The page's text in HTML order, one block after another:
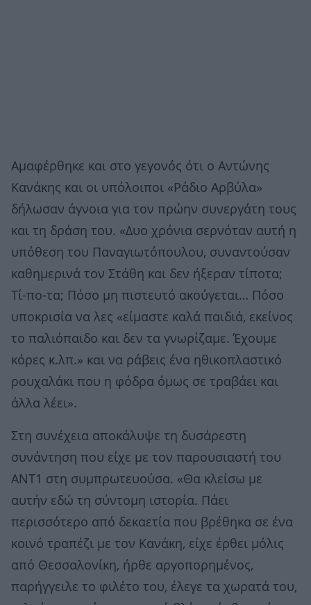
Αμαφέρθηκε και στο γεγονός ότι ο Αντώνης
Κανάκης και οι υπόλοιποι «Ράδιο Αρβύλα»
δήλωσαν άγνοια για τον πρώην συνεργάτη τους
και τη δράση του. «Δυο χρόνια σερνόταν αυτή η
υπόθεση του Παναγιωτόπουλου, συναντούσαν
καθημερινά τον Στάθη και δεν ήξεραν τίποτα;
Τί-πο-τα; Πόσο μη πιστευτό ακούγεται… Πόσο
υποκρισία να λες «είμαστε καλά παιδιά, εκείνος
το παλιόπαιδο και δεν τα γνωρίζαμε. Έχουμε
κόρες κ.λπ.» και να ράβεις ένα ηθικοπλαστικό
ρουχαλάκι που η φόδρα όμως σε τραβάει και
άλλα λέει».
Στη συνέχεια αποκάλυψε τη δυσάρεστη
συνάντηση που είχε με τον παρουσιαστή του
ΑΝΤ1 στη συμπρωτευούσα. «Θα κλείσω με
αυτήν εδώ τη σύντομη ιστορία. Πάει
περισσότερο από δεκαετία που βρέθηκα σε ένα
κοινό τραπέζι με τον Κανάκη, είχε έρθει μόλις
από Θεσσαλονίκη, ήρθε αργοπορημένος,
παρήγγειλε το φιλέτο του, έλεγε τα χωρατά του,